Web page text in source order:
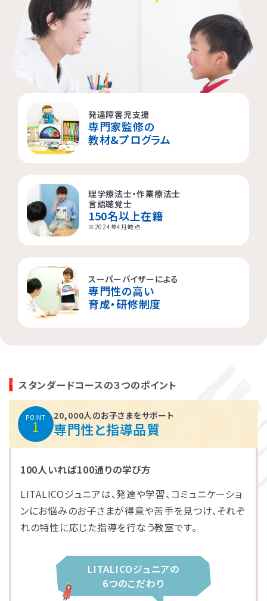
発達障害児支援
専門家監修の
教材&プログラム
理学療法士・作業療法士
言語聴覚士
150名以上在籍
※2024年4月時点
スーパーバイザーによる
専門性の高い
育成・研修制度
スタンダードコースの３つのポイント
POINT
1
20,000人のお子さまをサポート
専門性と指導品質
100人いれば100通りの学び方
LITALICOジュニアは、発達や学習、コミュニケーショ
ンにお悩みのお子さまが得意や苦手を見つけ、それぞ
れの特性に応じた指導を行なう教室です。
LITALICOジュニアの
6つのこだわり